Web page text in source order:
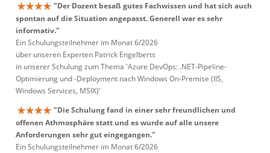
"Der Dozent besaß gutes Fachwissen und hat sich auch
spontan auf die Situation angepasst. Generell war es sehr
informativ."
Ein Schulungsteilnehmer im Monat 6/2026
über unseren Experten Patrick Engelberts
in unserer Schulung zum Thema 'Azure DevOps: .NET-Pipeline-
Optimierung und -Deployment nach Windows On-Premise (IIS,
Windows Services, MSIX)'
"Die Schulung fand in einer sehr freundlichen und
offenen Athmosphäre statt und es wurde auf alle unsere
Anforderungen sehr gut eingegangen."
Ein Schulungsteilnehmer im Monat 6/2026